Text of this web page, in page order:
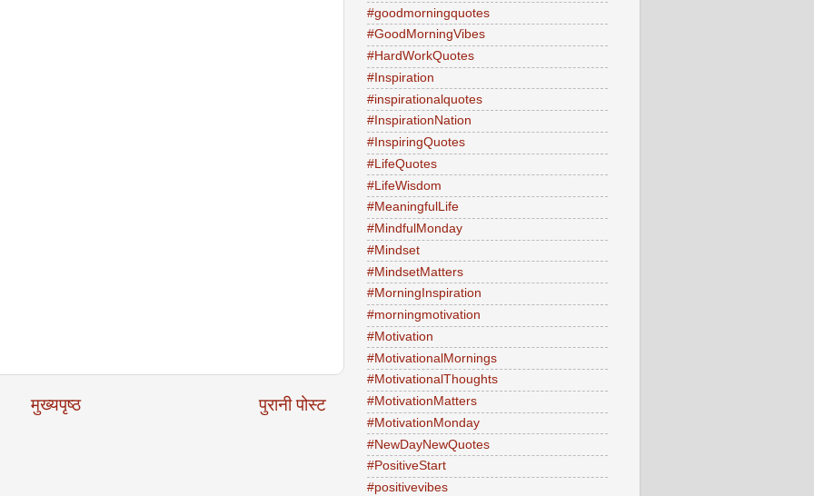
पुरानी पोस्ट
मुख्यपृष्ठ
#goodmorningquotes
#GoodMorningVibes
#HardWorkQuotes
#Inspiration
#inspirationalquotes
#InspirationNation
#InspiringQuotes
#LifeQuotes
#LifeWisdom
#MeaningfulLife
#MindfulMonday
#Mindset
#MindsetMatters
#MorningInspiration
#morningmotivation
#Motivation
#MotivationalMornings
#MotivationalThoughts
#MotivationMatters
#MotivationMonday
#NewDayNewQuotes
#PositiveStart
#positivevibes